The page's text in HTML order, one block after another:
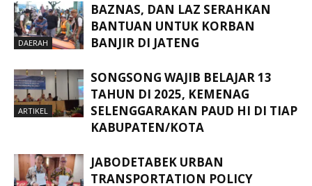
DAERAH
BAZNAS, DAN LAZ SERAHKAN
BANTUAN UNTUK KORBAN
BANJIR DI JATENG
ARTIKEL
SONGSONG WAJIB BELAJAR 13
TAHUN DI 2025, KEMENAG
SELENGGARAKAN PAUD HI DI TIAP
KABUPATEN/KOTA
JABODETABEK URBAN
TRANSPORTATION POLICY